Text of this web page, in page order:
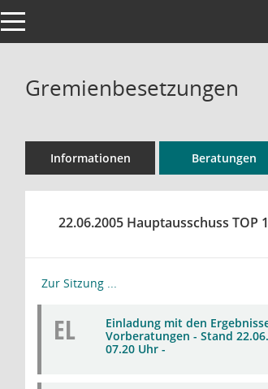
Toggle navigation
Gremienbesetzungen
Informationen Beratungen
22.06.2005 Hauptausschuss
Zur Sitzung ...
EL
Einladung mit den
Vorberatungen - Stand
07.20 Uhr -